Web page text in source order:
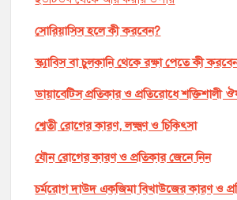
সোরিয়াসিস হলে কী করবেন?
স্ক্যাবিস বা চুলকানি থেকে রক্ষা পেতে কী
ডায়াবেটিস প্রতিকার ও প্রতিরোধে শক্তিশালী
শ্বেতী রোগের কারণ, লক্ষ্মণ ও চিকিৎসা
যৌন রোগের কারণ ও প্রতিকার জেনে নিন
চর্মরোগ দাউদ একজিমা বিখাউজের কারণ ও